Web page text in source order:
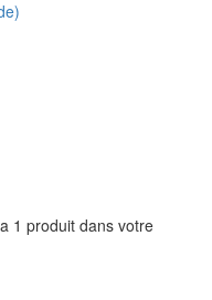
1 produit dans votre